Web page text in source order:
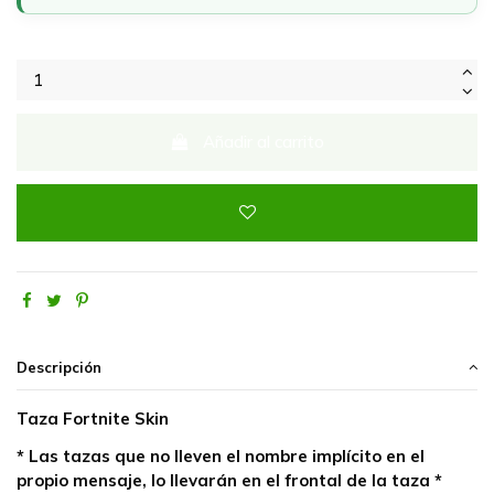
Descripción
Taza Fortnite Skin
* Las tazas que no lleven el nombre implícito en el
propio mensaje, lo llevarán en el frontal de la taza *